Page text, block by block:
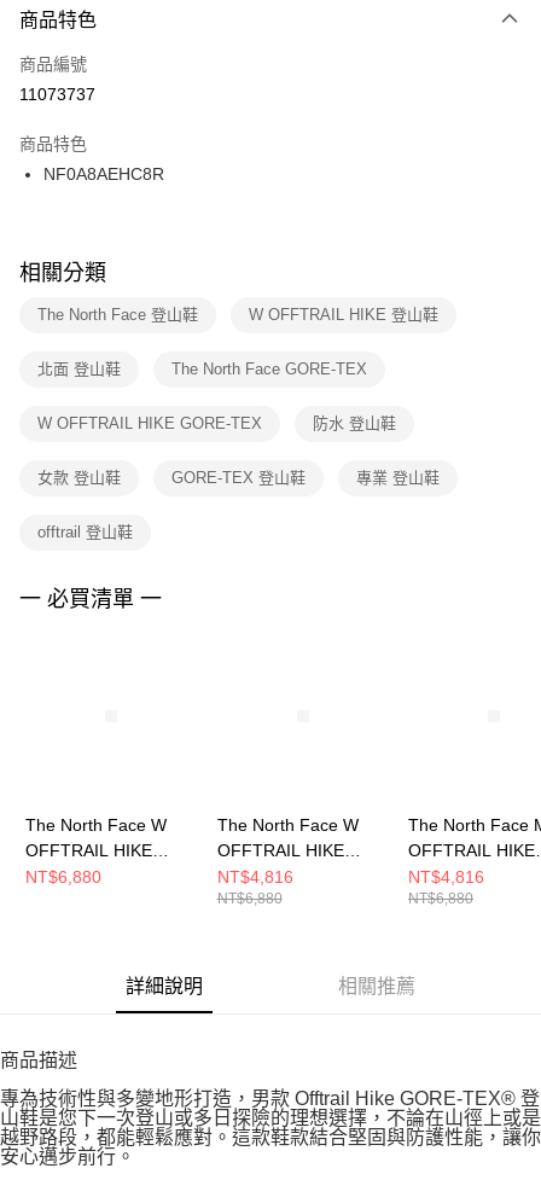
３．安心：先確認商品／服務後，再付款。
【「AFTEE先享後付」結帳流程】
１．於結帳方式選擇「AFTEE先享後付」後，將跳轉至「AFTEE先享後付」
２．訂單成立數日內，您將收到繳費通知簡訊。
３．收到繳費通知簡訊後14天內，點擊此簡訊中的連結，可透過四大超商／
ATM／網路銀行／等多元方式進行付款，方視為交易完成。
※ 交易是否成功請以「AFTEE先享後付 」之結帳頁面顯示為準，若有關於
是否繳費成功／繳費後需取消欲退款等相關疑問，請聯繫「AFTEE先享後付
客戶支援中心」https://netprotections.freshdesk.com/support/home
１．透過由恩沛科技股份有限公司提供之「AFTEE先享後付」服務完成之交
權轉讓予恩沛科技股份有限公司。
３．未成年的使用者請事先徵得法定代理人或監護人之同意方可使用
任。
請求用戶進行身份認證。
５．嚴禁一人註冊多個帳號或使用他人資訊註冊。若發現惡意使用之情形，
每筆NT$100，滿NT$1,500(含以上)免運費
宅配
每筆NT$100，滿NT$1,500(含以上)免運費
付款後門市自取
每筆NT$100，滿NT$1,500(含以上)免運費
商品特色
商品編號
11073737
商品特色
NF0A8AEHC8R
相關分類
The North Face 登山鞋 W OFFTRAIL HIKE 登山鞋
北面 登山鞋 The North Face GORE-TEX
W OFFTRAIL HIKE GORE-TEX 防水 登山鞋
女款 登山鞋 GORE-TEX 登山鞋 專業 登山鞋
offtrail 登山鞋
一 必買清單 一
The North Face W
OFFTRAIL HIKE
GORE-TEX 女 登山鞋
NT$6,880
The North Face W
OFFTRAIL HIKE
GORE-TEX 女 登山鞋
NF0A8AEHL0T
NT$4,816
NT$6,880
The North Face
OFFTRAIL HIKE
GORE-TEX 男
NF0A8AEGL6Q
NT$4,816
NT$6,880
詳細說明 相關推薦
商品描述
專為技術性與多變地形打造，男款 Offtrail Hike GORE-TEX® 登
山鞋是您下一次登山或多日探險的理想選擇，不論在山徑上或是
越野路段，都能輕鬆應對。這款鞋款結合堅固與防護性能，讓你
安心邁步前行。